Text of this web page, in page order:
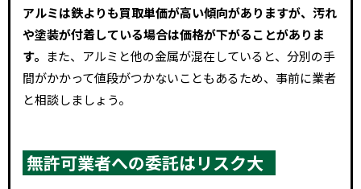
アルミは鉄よりも買取単価が高い傾向がありますが、汚れ
や塗装が付着している場合は価格が下がることがありま
す。 また、アルミと他の金属が混在していると、分別の手
間がかかって値段がつかないこともあるため、事前に業者
と相談しましょう。
無許可業者への委託はリスク大